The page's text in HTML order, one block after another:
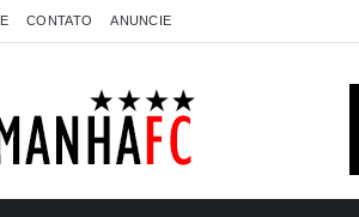
CONTATO ANUNCIE